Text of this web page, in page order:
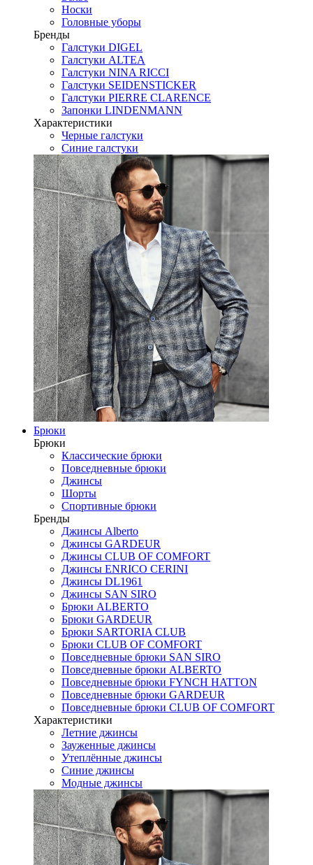
Носки
Головные уборы
Бренды
Галстуки DIGEL
Галстуки ALTEA
Галстуки NINA RICCI
Галстуки SEIDENSTICKER
Галстуки PIERRE CLARENCE
Запонки LINDENMANN
Характеристики
Черные галстуки
Синие галстуки
Брюки
Брюки
Классические брюки
Повседневные брюки
Джинсы
Шорты
Спортивные брюки
Бренды
Джинсы Alberto
Джинсы GARDEUR
Джинсы CLUB OF COMFORT
Джинсы ENRICO CERINI
Джинсы DL1961
Джинсы SAN SIRO
Брюки ALBERTO
Брюки GARDEUR
Брюки SARTORIA CLUB
Брюки CLUB OF COMFORT
Повседневные брюки SAN SIRO
Повседневные брюки ALBERTO
Повседневные брюки FYNCH HATTON
Повседневные брюки GARDEUR
Повседневные брюки CLUB OF COMFORT
Характеристики
Летние джинсы
Зауженные джинсы
Утеплённые джинсы
Синие джинсы
Модные джинсы